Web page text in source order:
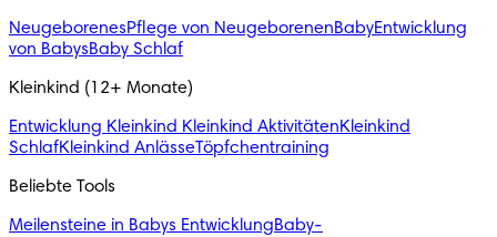
NeugeborenesPflege von NeugeborenenBabyEntwicklung
von BabysBaby Schlaf
Kleinkind (12+ Monate)
Entwicklung Kleinkind Kleinkind AktivitätenKleinkind
SchlafKleinkind AnlässeTöpfchentraining
Beliebte Tools
Meilensteine in Babys EntwicklungBaby-